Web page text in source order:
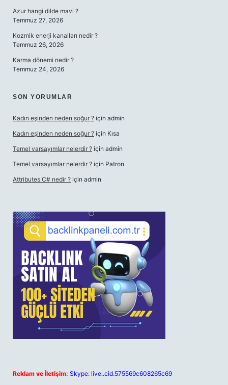
Azur hangi dilde mavi ?
Temmuz 27, 2026
Kozmik enerji kanalları nedir ?
Temmuz 26, 2026
Karma dönemi nedir ?
Temmuz 24, 2026
SON YORUMLAR
Kadın eşinden neden soğur ? için admin
Kadın eşinden neden soğur ? için Kısa
Temel varsayımlar nelerdir ? için admin
Temel varsayımlar nelerdir ? için Patron
Attributes C# nedir ? için admin
Reklam ve İletişim: Skype: live:.cid.575569c608265c69